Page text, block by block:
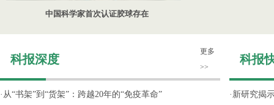
中国科学家首次认证胶球存在
科报深度
更多
>>
· 从“书架”到“货架”：跨越20年的“免疫革命”
科报
· 新研究揭